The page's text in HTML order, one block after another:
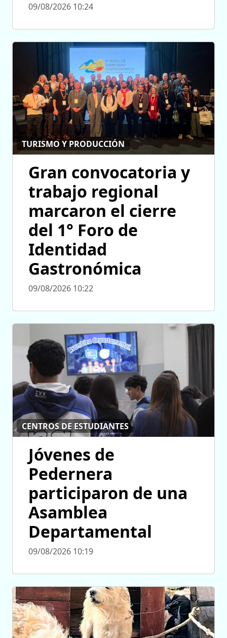
09/08/2026 10:24
TURISMO Y PRODUCCIÓN
Gran convocatoria y
trabajo regional
marcaron el cierre
del 1° Foro de
Identidad
Gastronómica
09/08/2026 10:22
CENTROS DE ESTUDIANTES
Jóvenes de
Pedernera
participaron de una
Asamblea
Departamental
09/08/2026 10:19